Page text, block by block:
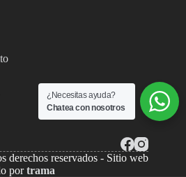
derechos reservados - Sitio web
portrama
¿Necesitas ayuda?
Chatea con nosotros